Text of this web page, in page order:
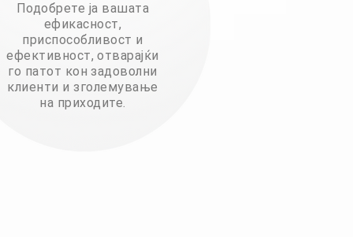
Подобрете ја вашата
ефикасност,
приспособливост и
ефективност, отварајќи
го патот кон задоволни
клиенти и зголемување
на приходите.